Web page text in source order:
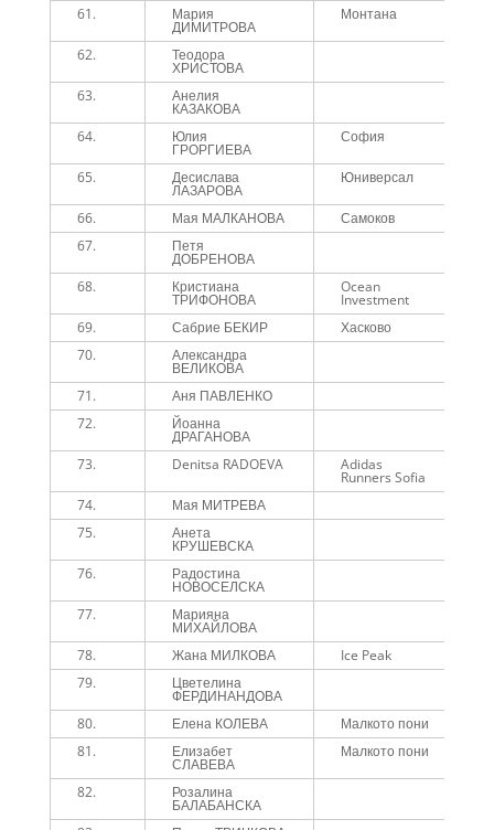
61. Мария
ДИМИТРОВА
Монтана
62. Теодора
ХРИСТОВА
63. Анелия
КАЗАКОВА
64. Юлия
ГРОРГИЕВА
София
65. Десислава
ЛАЗАРОВА
Юниверсал
66. Мая МАЛКАНОВА Самоков
67.
Петя
ДОБРЕНОВА
68. Кристиана
ТРИФОНОВА
Ocean
Investment
69. Сабрие БЕКИР Хасково
70.
Александра
ВЕЛИКОВА
71. Аня ПАВЛЕНКО
72.
Йоанна
ДРАГАНОВА
73. Denitsa RADOEVA Adidas
Runners Sofia
74. Мая МИТРЕВА
75.
Анета
КРУШЕВСКА
76. Радостина
НОВОСЕЛСКА
77. Марияна
МИХАЙЛОВА
78. Жана МИЛКОВА Ice Peak
79.
Цветелина
ФЕРДИНАНДОВА
80. Елена КОЛЕВА Малкото пони
81.
Елизабет
СЛАВЕВА
Малкото пони
82. Розалина
БАЛАБАНСКА